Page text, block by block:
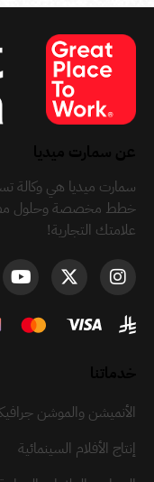
سمارت ميديا هي وكالة
خطط مخصصة وحلول
علامتك التجارية!
الأنميشن والموشن
إنتاج الأفلام السينمائية